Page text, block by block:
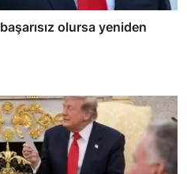
olursa yeniden